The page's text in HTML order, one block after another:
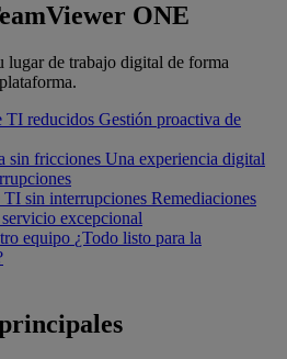
ONE
lugar de trabajo digital de forma
TI reducidos Gestión proactiva de
sin fricciones Una experiencia digital
TI sin interrupciones Remediaciones
excepcional
equipo ¿Todo listo para la